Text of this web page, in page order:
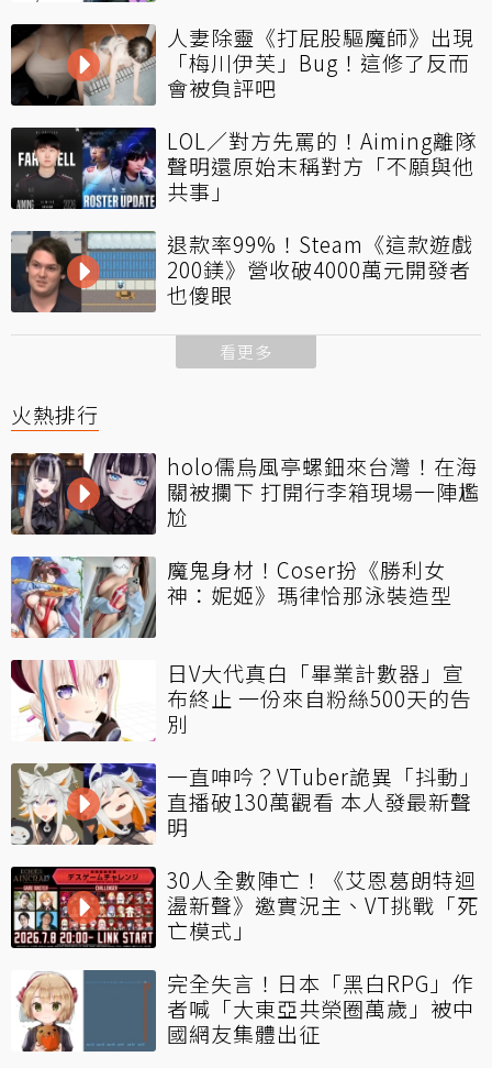
人妻除靈《打屁股驅魔師》出現
「梅川伊芙」Bug！這修了反而
會被負評吧
LOL／對方先罵的！Aiming離隊
聲明還原始末稱對方「不願與他
共事」
退款率99%！Steam《這款遊戲
200鎂》營收破4000萬元開發者
也傻眼
看更多
火熱排行
holo儒烏風亭螺鈿來台灣！在海
關被攔下 打開行李箱現場一陣尷
尬
魔鬼身材！Coser扮《勝利女
神：妮姬》瑪律恰那泳裝造型
日V大代真白「畢業計數器」宣
布終止 一份來自粉絲500天的告
別
一直呻吟？VTuber詭異「抖動」
直播破130萬觀看 本人發最新聲
明
30人全數陣亡！《艾恩葛朗特迴
盪新聲》邀實況主、VT挑戰「死
亡模式」
完全失言！日本「黑白RPG」作
者喊「大東亞共榮圈萬歲」被中
國網友集體出征